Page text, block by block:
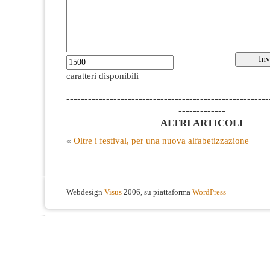
caratteri disponibili
-------------
ALTRI ARTICOLI
« Oltre i festival, per una nuova alfabetizzazione
Webdesign Visus 2006, su piattaforma WordPress